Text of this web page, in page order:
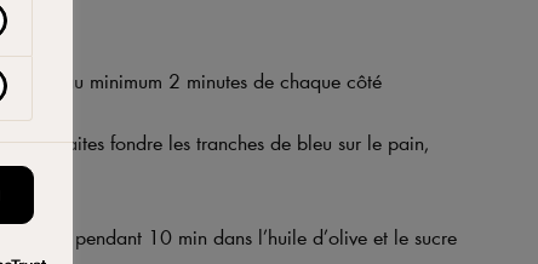
cuire au minimum 2 minutes de chaque côté
puis faites fondre les tranches de bleu sur le pain,
- le suer pendant 10 min dans l’huile d’olive et le sucre